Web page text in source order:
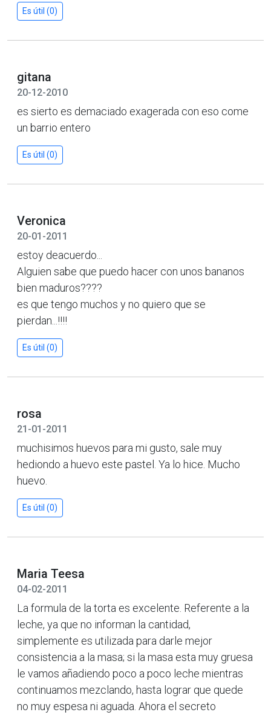
Es útil (0)
gitana
20-12-2010
es sierto es demaciado exagerada con eso come
un barrio entero
Es útil (0)
Veronica
20-01-2011
estoy deacuerdo...
Alguien sabe que puedo hacer con unos bananos
bien maduros????
es que tengo muchos y no quiero que se
pierdan...!!!!
Es útil (0)
rosa
21-01-2011
muchisimos huevos para mi gusto, sale muy
hediondo a huevo este pastel. Ya lo hice. Mucho
huevo.
Es útil (0)
Maria Teesa
04-02-2011
La formula de la torta es excelente. Referente a la
leche, ya que no informan la cantidad,
simplemente es utilizada para darle mejor
consistencia a la masa; si la masa esta muy gruesa
le vamos añadiendo poco a poco leche mientras
continuamos mezclando, hasta lograr que quede
no muy espesa ni aguada. Ahora el secreto